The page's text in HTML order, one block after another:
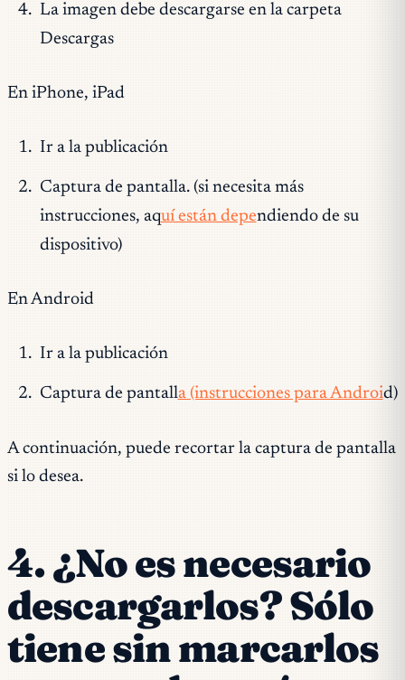
La imagen debe descargarse en la carpeta
Descargas
En iPhone, iPad
Ir a la publicación
Captura de pantalla. (si necesita más
instrucciones, aquí están dependiendo de su
dispositivo)
En Android
Ir a la publicación
Captura de pantalla (instrucciones para Android)
A continuación, puede recortar la captura de pantalla
si lo desea.
4. ¿No es necesario
descargarlos? Sólo
tiene sin marcarlos